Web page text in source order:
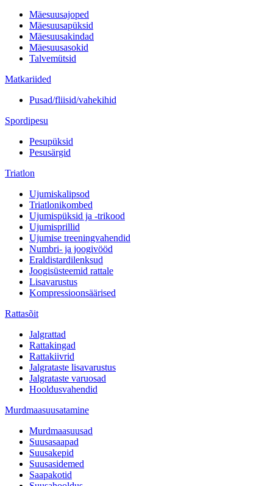
Mäesuusajoped
Mäesuusapüksid
Mäesuusakindad
Mäesuusasokid
Talvemütsid
Matkariided
Pusad/fliisid/vahekihid
Spordipesu
Pesupüksid
Pesusärgid
Triatlon
Ujumiskalipsod
Triatlonikombed
Ujumispüksid ja -trikood
Ujumisprillid
Ujumise treeningvahendid
Numbri- ja joogivööd
Eraldistardilenksud
Joogisüsteemid rattale
Lisavarustus
Kompressioonsäärised
Rattasõit
Jalgrattad
Rattakingad
Rattakiivrid
Jalgrataste lisavarustus
Jalgrataste varuosad
Hooldusvahendid
Murdmaasuusatamine
Murdmaasuusad
Suusasaapad
Suusakepid
Suusasidemed
Saapakotid